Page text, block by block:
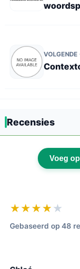
Recensies
Voeg
★★★★ ★
Gebaseerd op 48